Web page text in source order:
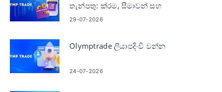
තැන්පතු: ක්රම, සීමාවන් සහ
වේලාවන්
29-07-2026
Olymptrade ලියාපදිංචි වන්න
24-07-2026